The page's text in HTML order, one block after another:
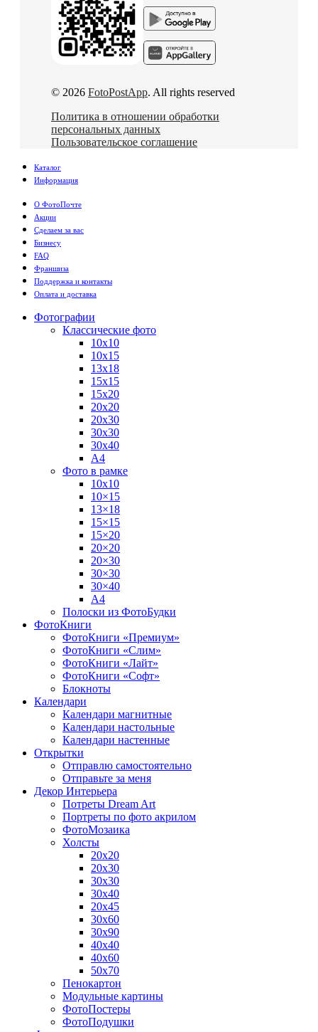
© 2026 FotoPostApp. All rights reserved
Политика в отношении обработки
персональных данных
Пользовательское соглашение
Каталог
Информация
О ФотоПочте
Акции
Сделаем за вас
Бизнесу
FAQ
Франшиза
Поддержка и контакты
Оплата и доставка
Фотографии
Классические фото
10х10
10х15
13х18
15х15
15х20
20х20
20х30
30х30
30х40
А4
Фото в рамке
10х10
10×15
13×18
15×15
15×20
20×20
20×30
30×30
30×40
A4
Полоски из ФотоБудки
ФотоКниги
ФотоКниги «Премиум»
ФотоКниги «Слим»
ФотоКниги «Лайт»
ФотоКниги «Софт»
Блокноты
Календари
Календари магнитные
Календари настольные
Календари настенные
Открытки
Отправлю самостоятельно
Отправьте за меня
Декор Интерьера
Потреты Dream Art
Портреты по фото акрилом
ФотоМозаика
Холсты
20х20
20х30
30х30
30х40
20х45
30х60
30х90
40х40
40х60
50х70
Пенокартон
Модульные картины
ФотоПостеры
ФотоПодушки